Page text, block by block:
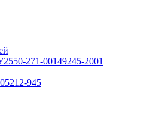
271-00149245-2001
945